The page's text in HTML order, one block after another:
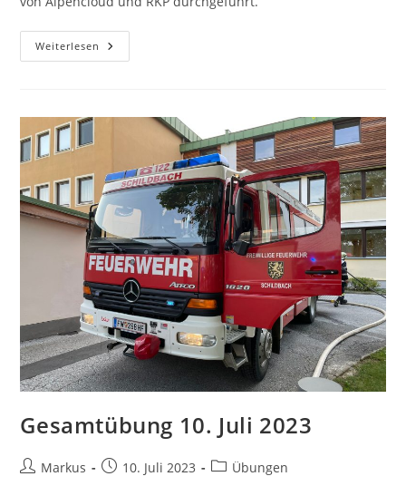
Weiterlesen
Gesamtübung 10. Juli 2023
Markus 10. Juli 2023 Übungen